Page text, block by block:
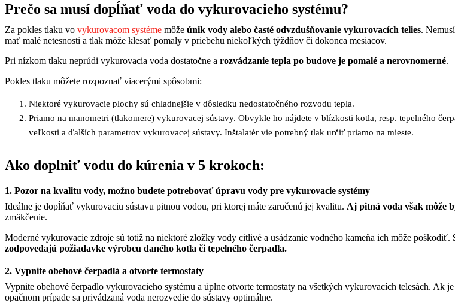
Prečo sa musí dopĺňať voda do vykurovacieho systému?
Za pokles tlaku vo vykurovacom systéme môže únik vody alebo časté odvzdušňovanie vykurovacích telies.
mať malé netesnosti a tlak môže klesať pomaly v priebehu niekoľkých týždňov či dokonca mesiacov.
Pri nízkom tlaku neprúdi vykurovacia voda dostatočne a rozvádzanie tepla po budove je pomalé a nerovnomerné.
Pokles tlaku môžete rozpoznať viacerými spôsobmi:
Niektoré vykurovacie plochy sú chladnejšie v dôsledku nedostatočného rozvodu tepla.
Priamo na manometri (tlakomere) vykurovacej sústavy. Obvykle ho nájdete v blízkosti kotla, resp. tepelného
veľkosti a ďalších parametrov vykurovacej sústavy. Inštalatér vie potrebný tlak určiť priamo na mieste.
Ako doplniť vodu do kúrenia v 5 krokoch:
1. Pozor na kvalitu vody, možno budete potrebovať úpravu vody pre vykurovacie systémy
Ideálne je dopĺňať vykurovaciu sústavu pitnou vodou, pri ktorej máte zaručenú jej kvalitu. Aj pitná voda však môže
zmäkčenie.
Moderné vykurovacie zdroje sú totiž na niektoré zložky vody citlivé a usádzanie vodného kameňa ich môže poškodiť.
zodpovedajú požiadavke výrobcu daného kotla či tepelného čerpadla.
2. Vypnite obehové čerpadlá a otvorte termostaty
Vypnite obehové čerpadlo vykurovacieho systému a úplne otvorte termostaty na všetkých vykurovacích telesách. Ak
opačnom prípade sa privádzaná voda nerozvedie do sústavy optimálne.